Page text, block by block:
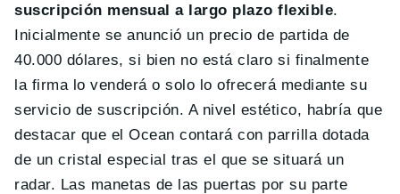
suscripción mensual a largo plazo flexible.
Inicialmente se anunció un precio de partida de
40.000 dólares, si bien no está claro si finalmente
la firma lo venderá o solo lo ofrecerá mediante su
servicio de suscripción. A nivel estético, habría que
destacar que el Ocean contará con parrilla dotada
de un cristal especial tras el que se situará un
radar. Las manetas de las puertas por su parte